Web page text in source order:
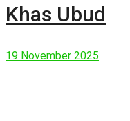
Khas Ubud
19 November 2025